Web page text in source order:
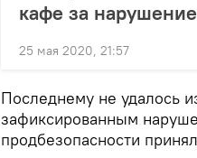
кафе за
25 мая 2020, 21:57
Последнему не удалось
зафиксированным
продбезопасности